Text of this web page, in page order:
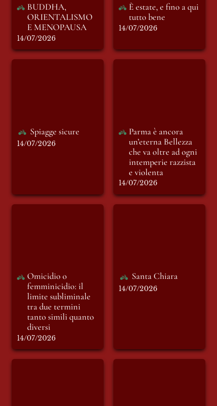
BUDDHA,
ORIENTALISMO
E MENOPAUSA
14/07/2026
È estate, e fino a qui
tutto bene
14/07/2026
Spiagge sicure
14/07/2026
Parma è ancora
un’eterna Bellezza
che va oltre ad ogni
intemperie razzista
e violenta
14/07/2026
Omicidio o
Omicidio o
femminicidio: il
limite subliminale
tra due termini
tanto simili quanto
diversi
14/07/2026
Santa Chiara
Santa Chiara
14/07/2026